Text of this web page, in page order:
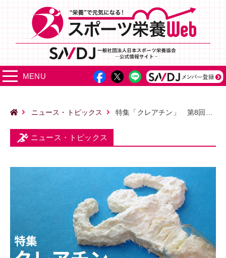
MENU
ニュース・トピックス 特集「クレアチン」 第8回「サッカーにおけるクレアチン摂取の有用性」
ニュース・トピックス